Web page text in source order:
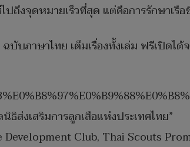
ปถึงจุดหมายเร็วที่สุด แต่คือการรักษาเ
บภาษาไทย เต็มเรื่องทั้งเล่ม ฟรีเปิดไ
ส่งเสริมการลูกเสือแห่งประเทศไทย”
Club, Thai Scouts